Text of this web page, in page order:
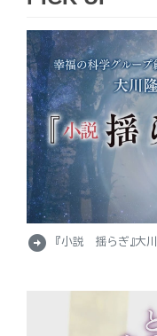
arrow_circle_right 『小説 揺らぎ』大